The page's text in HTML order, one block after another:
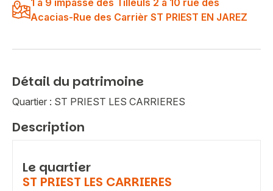
Acacias-Rue des Carrièr ST PRIEST EN JAREZ
Détail du patrimoine
Quartier : ST PRIEST LES CARRIERES
Description
Le quartier
ST PRIEST LES CARRIERES